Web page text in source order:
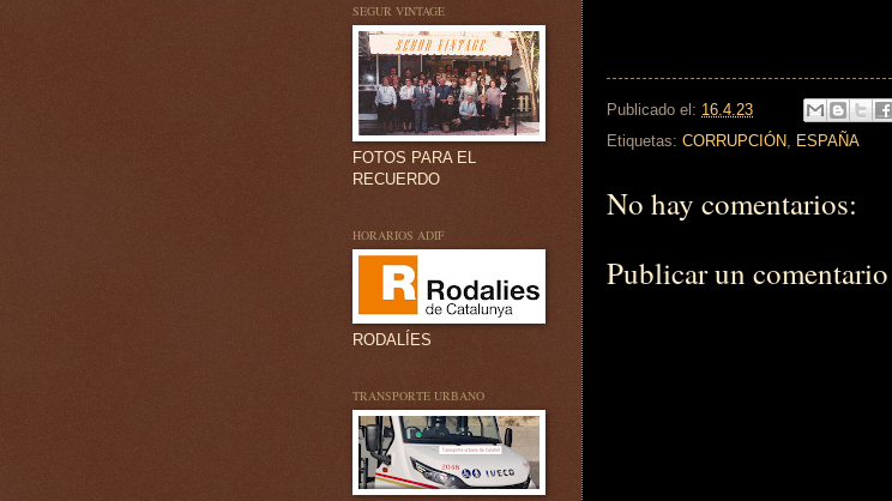
Publicado el: 16.4.23
Etiquetas: CORRUPCIÓN, ESPAÑA
No hay comentarios:
Publicar un comentario
SEGUR VINTAGE
FOTOS PARA EL
RECUERDO
HORARIOS ADIF
RODALÍES
TRANSPORTE URBANO